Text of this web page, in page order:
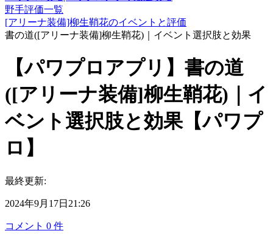
野手評価一覧
[アリーナ装備]柳生鞘花のイベントと評価
書の道([アリーナ装備]柳生鞘花)｜イベント選択肢と効果
【パワプロアプリ】書の道
([アリーナ装備]柳生鞘花)｜イ
ベント選択肢と効果【パワプ
ロ】
最終更新:
2024年9月17日21:26
コメント 0 件